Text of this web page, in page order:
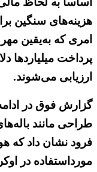
هزینه‌های سنگین
امری که به‌یقین
پرداخت میلیاردها
ارزیابی می‌شوند.
گزارش فوق در
طراحی مانند
فرود نشان داد که
مورداستفاده در